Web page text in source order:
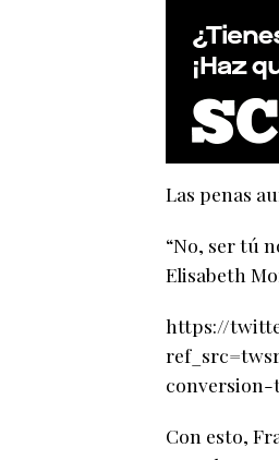
Las penas
“No, ser tú
Elisabeth
https://
conversion-
Con esto,